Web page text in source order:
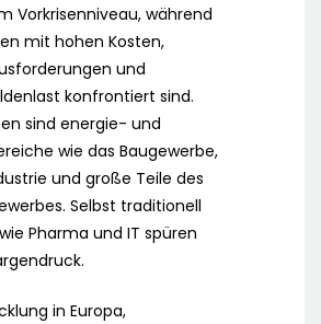
Vorkrisenniveau, während
mit hohen Kosten,
und
konfrontiert sind.
sind energie- und
wie das Baugewerbe,
und große Teile des
Selbst traditionell
Pharma und IT spüren
in Europa,